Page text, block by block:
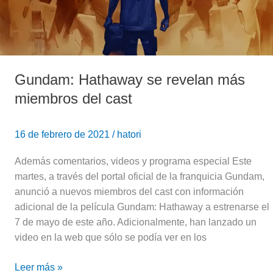
Gundam: Hathaway se revelan más
miembros del cast
16 de febrero de 2021 / hatori
Además comentarios, videos y programa especial Este
martes, a través del portal oficial de la franquicia Gundam,
anunció a nuevos miembros del cast con información
adicional de la película Gundam: Hathaway a estrenarse el
7 de mayo de este año. Adicionalmente, han lanzado un
video en la web que sólo se podía ver en los
cast
Leer más »